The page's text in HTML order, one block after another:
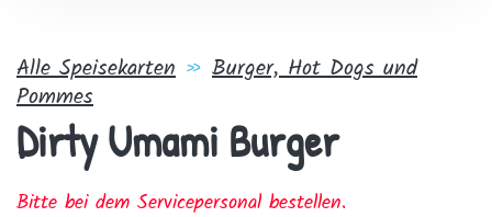
Alle Speisekarten » Burger, Hot Dogs und
Pommes
Dirty Umami Burger
Bitte bei dem Servicepersonal bestellen.